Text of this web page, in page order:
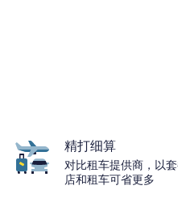
精打细算
对比租车提供商，以
店和租车可省更多